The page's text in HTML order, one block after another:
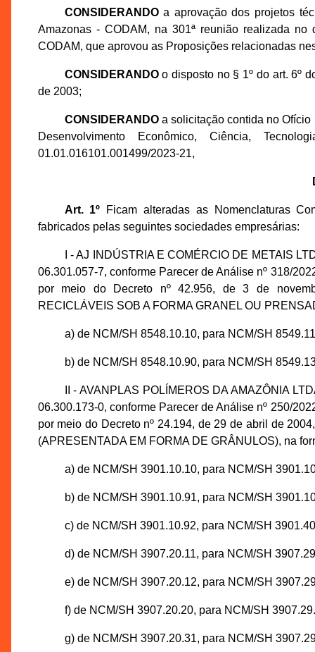
CONSIDERANDOa aprovação dos projetos
Amazonas - CODAM, na 301ª reunião realizada
CODAM, que aprovou as Proposições relacionadas
CONSIDERANDOo disposto no § 1º do art. 6º
de 2003;
CONSIDERANDOa solicitação contida no Ofício
Desenvolvimento Econômico, Ciência,
01.01.016101.001499/2023-21,
Art. 1º Ficam alteradas as Nomenclaturas
fabricados pelas seguintes sociedades empresárias:
I - AJ INDÚSTRIA E COMÉRCIO DE METAIS
06.301.057-7, conforme Parecer de Análise nº 318/
por meio do Decreto nº 42.956, de 3 de
RECICLÁVEIS SOB A FORMA GRANEL OU
a) de NCM/SH 8548.10.10, para NCM/SH
b) de NCM/SH 8548.10.90, para NCM/SH
II - AVANPLAS POLÍMEROS DA AMAZÔNIA
06.300.173-0, conforme Parecer de Análise nº 250/
por meio do Decreto nº 24.194, de 29 de abril de
(APRESENTADA EM FORMA DE GRÂNULOS), na
a) de NCM/SH 3901.10.10, para NCM/SH
b) de NCM/SH 3901.10.91, para NCM/SH
c) de NCM/SH 3901.10.92, para NCM/SH
d) de NCM/SH 3907.20.11, para NCM/SH
e) de NCM/SH 3907.20.12, para NCM/SH
f) de NCM/SH 3907.20.20, para NCM/SH
g) de NCM/SH 3907.20.31, para NCM/SH